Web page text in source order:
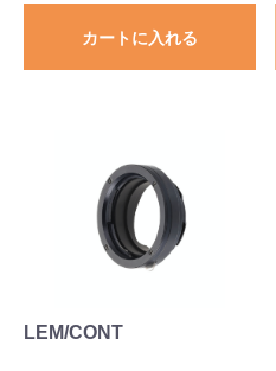
カートに入れる
LEM/CONT